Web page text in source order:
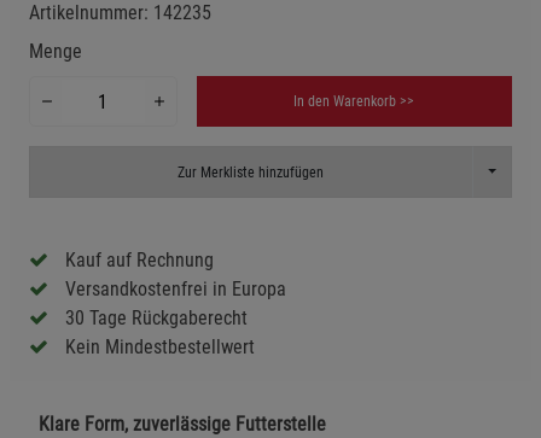
Artikelnummer: 142235
Menge
In den Warenkorb >>
Zur Merkliste hinzufügen Toggle
Kauf auf Rechnung
Versandkostenfrei in Europa
30 Tage Rückgaberecht
Kein Mindestbestellwert
Klare Form, zuverlässige Futterstelle